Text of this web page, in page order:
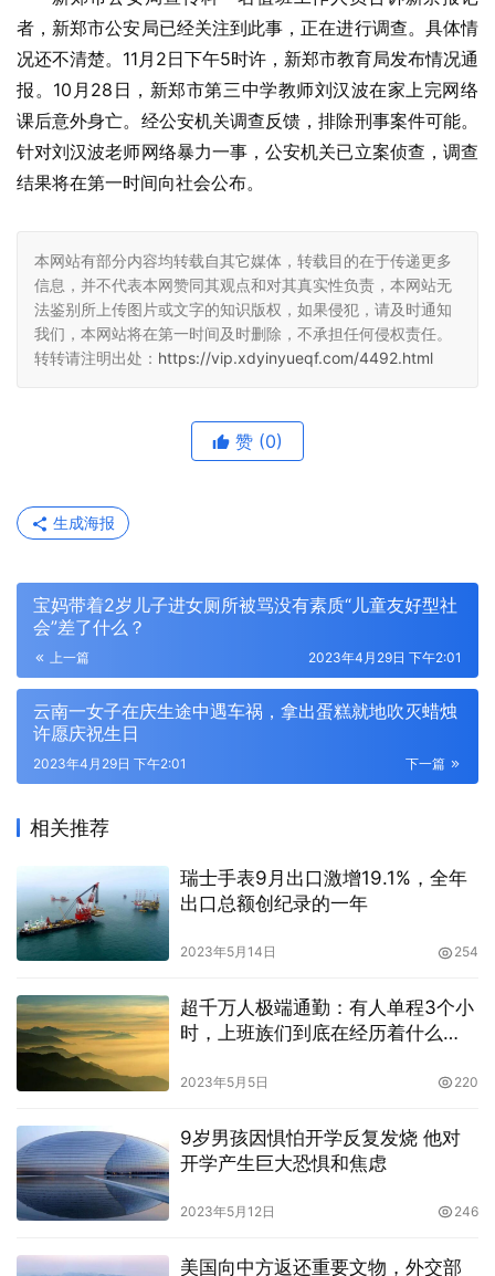
者，新郑市公安局已经关注到此事，正在进行调查。具体情
况还不清楚。11月2日下午5时许，新郑市教育局发布情况通
报。10月28日，新郑市第三中学教师刘汉波在家上完网络
课后意外身亡。经公安机关调查反馈，排除刑事案件可能。
针对刘汉波老师网络暴力一事，公安机关已立案侦查，调查
结果将在第一时间向社会公布。
本网站有部分内容均转载自其它媒体，转载目的在于传递更多
信息，并不代表本网赞同其观点和对其真实性负责，本网站无
法鉴别所上传图片或文字的知识版权，如果侵犯，请及时通知
我们，本网站将在第一时间及时删除，不承担任何侵权责任。
转转请注明出处： https://vip.xdyinyueqf.com/4492.html
赞 (0)
生成海报
宝妈带着2岁儿子进女厕所被骂没有素质“儿童友好型社
会”差了什么？
上一篇 2023年4月29日 下午2:01
云南一女子在庆生途中遇车祸，拿出蛋糕就地吹灭蜡烛
许愿庆祝生日
下一篇
2023年4月29日 下午2:01
相关推荐
瑞士手表9月出口激增19.1%，全年
出口总额创纪录的一年
2023年5月14日 254
超千万人极端通勤：有人单程3个小
时，上班族们到底在经历着什么
2023年5月5日 220
9岁男孩因惧怕开学反复发烧 他对
开学产生巨大恐惧和焦虑
2023年5月12日 246
美国向中方返还重要文物，外交部